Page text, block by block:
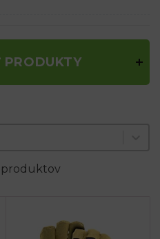
PRODUKTY
produktov